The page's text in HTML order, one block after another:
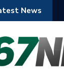
News
que desviou